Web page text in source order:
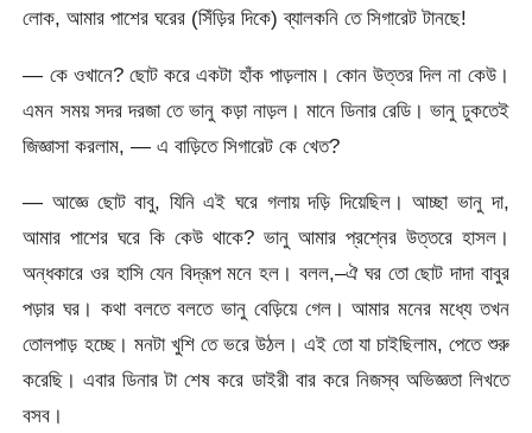
লোক, আমার পাশের ঘরের (সিঁড়ির দিকে) ব্যালকনি তে সিগারেট টানছে!
— কে ওখানে? ছোট করে একটা হাঁক পাড়লাম। কোন উত্তর দিল না কেউ।
এমন সময় সদর দরজা তে ভানু কড়া নাড়ল। মানে ডিনার রেডি। ভানু ঢুকতেই
জিজ্ঞাসা করলাম, — এ বাড়িতে সিগারেট কে খেত?
— আজ্ঞে ছোট বাবু, যিনি এই ঘরে গলায় দড়ি দিয়েছিল। আচ্ছা ভানু দা,
আমার পাশের ঘরে কি কেউ থাকে? ভানু আমার প্রশ্নের উত্তরে হাসল।
অন্ধকারে ওর হাসি যেন বিদ্রূপ মনে হল। বলল,–ঐ ঘর তো ছোট দাদা বাবুর
পড়ার ঘর। কথা বলতে বলতে ভানু বেড়িয়ে গেল। আমার মনের মধ্যে তখন
তোলপাড় হচ্ছে। মনটা খুশি তে ভরে উঠল। এই তো যা চাইছিলাম, পেতে শুরু
করেছি। এবার ডিনার টা শেষ করে ডাইরী বার করে নিজস্ব অভিজ্ঞতা লিখতে
বসব।